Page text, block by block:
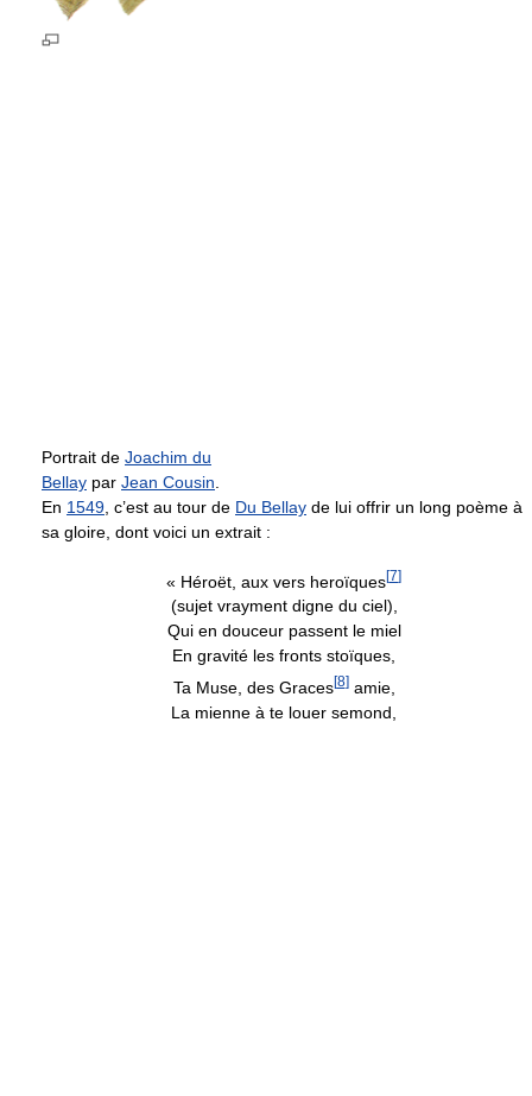
Portrait de Joachim du
Bellay par Jean Cousin
En 1549 , c’est au tour de Du Bellay de lui offrir un long poème à
sa gloire, dont voici un extrait :
« Héroët, aux vers heroïques[7]
(sujet vrayment digne du ciel),
Qui en douceur passent le miel
En gravité les fronts stoïques,
Ta Muse, des Graces[8]amie,
La mienne à te louer semond,